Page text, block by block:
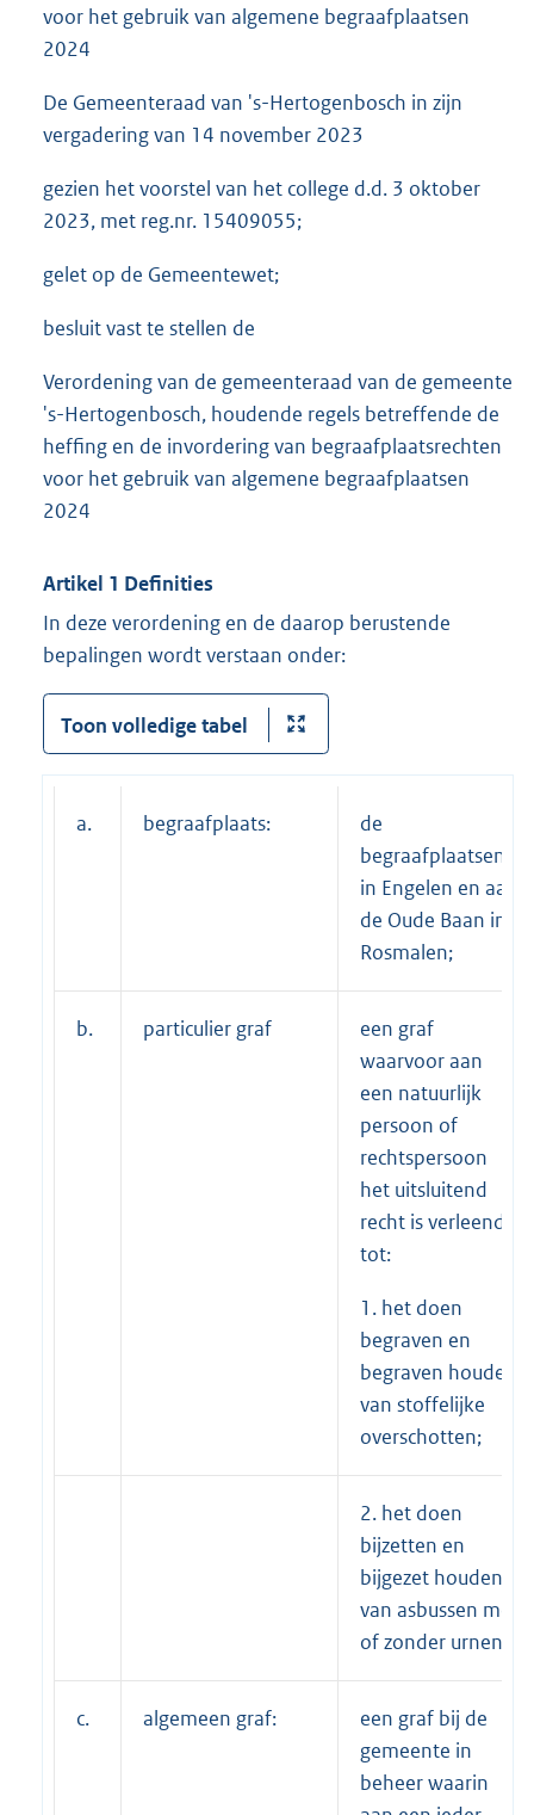
voor het gebruik van algemene begraafplaatsen
2024
De Gemeenteraad van 's-Hertogenbosch in zijn
vergadering van 14 november 2023
gezien het voorstel van het college d.d. 3 oktober
2023, met reg.nr. 15409055;
gelet op de Gemeentewet;
besluit vast te stellen de
Verordening van de gemeenteraad van de gemeente
's-Hertogenbosch, houdende regels betreffende de
heffing en de invordering van begraafplaatsrechten
voor het gebruik van algemene begraafplaatsen
2024
Artikel 1 Definities
In deze verordening en de daarop berustende
bepalingen wordt verstaan onder:
Toon volledige tabel
a. begraafplaats:
de
begraafplaatsen
in Engelen en aan
de Oude Baan in
Rosmalen;
b. particulier graf
een graf
waarvoor aan
een natuurlijk
persoon of
rechtspersoon
het uitsluitend
recht is verleend
tot:
1. het doen
begraven en
begraven houden
van stoffelijke
overschotten;
2. het doen
bijzetten en
bijgezet houden
van asbussen met
of zonder urnen;
c. algemeen graf:
een graf bij de
gemeente in
beheer waarin